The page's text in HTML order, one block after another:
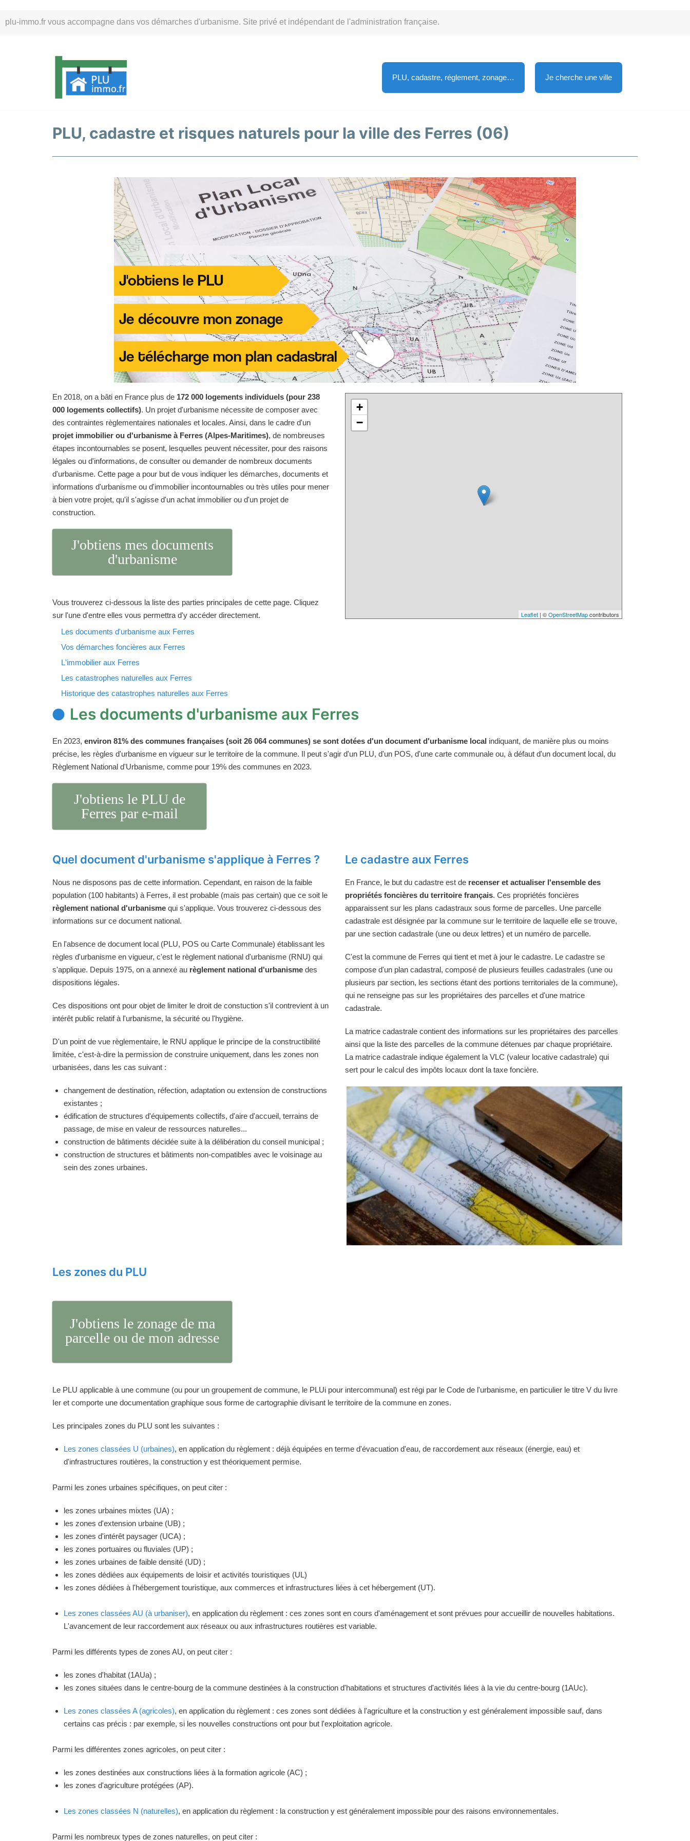
plu-immo.fr vous accompagne dans vos démarches d'urbanisme. Site privé et indépendant de l'administration française.
au
PLU, cadastre, réglement, zonage… Je cherche une ville
PLU, cadastre et risques naturels pour la ville des Ferres (06)
En 2018, on a bâti en France plus de 172 000 logements individuels (pour 238
000 logements collectifs). Un projet d'urbanisme nécessite de composer avec
des contraintes règlementaires nationales et locales. Ainsi, dans le cadre d'un
projet immobilier ou d'urbanisme à Ferres (Alpes-Maritimes), de nombreuses
étapes incontournables se posent, lesquelles peuvent nécessiter, pour des raisons
légales ou d'informations, de consulter ou demander de nombreux documents
d'urbanisme. Cette page a pour but de vous indiquer les démarches, documents et
informations d'urbanisme ou d'immobilier incontournables ou très utiles pour mener
à bien votre projet, qu'il s'agisse d'un achat immobilier ou d'un projet de
construction.
J'obtiens mes documents
d'urbanisme
Vous trouverez ci-dessous la liste des parties principales de cette page. Cliquez
sur l'une d'entre elles vous permettra d'y accéder directement.
Les documents d'urbanisme aux Ferres
Vos démarches foncières aux Ferres
L'immobilier aux Ferres
Les catastrophes naturelles aux Ferres
Historique des catastrophes naturelles aux Ferres
+
−
Leaflet | ©OpenStreetMapcontributors
Les documents d'urbanisme aux Ferres
En 2023, environ 81% des communes françaises (soit 26 064 communes) se sont dotées d'un document d'urbanisme local indiquant, de manière plus ou moins
précise, les règles d'urbanisme en vigueur sur le territoire de la commune. Il peut s'agir d'un PLU, d'un POS, d'une carte communale ou, à défaut d'un document local, du
Règlement National d'Urbanisme, comme pour 19% des communes en 2023.
J'obtiens le PLU de
Ferres par e-mail
Quel document d'urbanisme s'applique à Ferres ?
Nous ne disposons pas de cette information. Cependant, en raison de la faible
population (100 habitants) à Ferres, il est probable (mais pas certain) que ce soit le
règlement national d'urbanisme qui s'applique. Vous trouverez ci-dessous des
informations sur ce document national.
En l'absence de document local (PLU, POS ou Carte Communale) établissant les
règles d'urbanisme en vigueur, c'est le règlement national d'urbanisme (RNU) qui
s'applique. Depuis 1975, on a annexé au règlement national d'urbanisme des
dispositions légales.
Ces dispositions ont pour objet de limiter le droit de constuction s'il contrevient à un
intérêt public relatif à l'urbanisme, la sécurité ou l'hygiène.
D'un point de vue règlementaire, le RNU applique le principe de la constructibilité
limitée, c'est-à-dire la permission de construire uniquement, dans les zones non
urbanisées, dans les cas suivant :
changement de destination, réfection, adaptation ou extension de constructions
existantes ;
édification de structures d'équipements collectifs, d'aire d'accueil, terrains de
passage, de mise en valeur de ressources naturelles...
construction de bâtiments décidée suite à la délibération du conseil municipal ;
construction de structures et bâtiments non-compatibles avec le voisinage au
sein des zones urbaines.
Le cadastre aux Ferres
En France, le but du cadastre est de recenser et actualiser l'ensemble des
propriétés foncières du territoire français. Ces propriétés foncières
apparaissent sur les plans cadastraux sous forme de parcelles. Une parcelle
cadastrale est désignée par la commune sur le territoire de laquelle elle se trouve,
par une section cadastrale (une ou deux lettres) et un numéro de parcelle.
C'est la commune de Ferres qui tient et met à jour le cadastre. Le cadastre se
compose d'un plan cadastral, composé de plusieurs feuilles cadastrales (une ou
plusieurs par section, les sections étant des portions territoriales de la commune),
qui ne renseigne pas sur les propriétaires des parcelles et d'une matrice
cadastrale.
La matrice cadastrale contient des informations sur les propriétaires des parcelles
ainsi que la liste des parcelles de la commune détenues par chaque propriétaire.
La matrice cadastrale indique également la VLC (valeur locative cadastrale) qui
sert pour le calcul des impôts locaux dont la taxe foncière.
Les zones du PLU
J'obtiens le zonage de ma
parcelle ou de mon adresse
Le PLU applicable à une commune (ou pour un groupement de commune, le PLUi pour intercommunal) est régi par le Code de l'urbanisme, en particulier le titre V du livre
Ier et comporte une documentation graphique sous forme de cartographie divisant le territoire de la commune en zones.
Les principales zones du PLU sont les suivantes :
Les zones classées U (urbaines), en application du règlement : déjà équipées en terme d'évacuation d'eau, de raccordement aux réseaux (énergie, eau) et
d'infrastructures routières, la construction y est théoriquement permise.
Parmi les zones urbaines spécifiques, on peut citer :
les zones urbaines mixtes (UA) ;
les zones d'extension urbaine (UB) ;
les zones d'intérêt paysager (UCA) ;
les zones portuaires ou fluviales (UP) ;
les zones urbaines de faible densité (UD) ;
les zones dédiées aux équipements de loisir et activités touristiques (UL)
les zones dédiées à l'hébergement touristique, aux commerces et infrastructures liées à cet hébergement (UT).
Les zones classées AU (à urbaniser), en application du règlement : ces zones sont en cours d'aménagement et sont prévues pour accueillir de nouvelles habitations.
L'avancement de leur raccordement aux réseaux ou aux infrastructures routières est variable.
Parmi les différents types de zones AU, on peut citer :
les zones d'habitat (1AUa) ;
les zones situées dans le centre-bourg de la commune destinées à la construction d'habitations et structures d'activités liées à la vie du centre-bourg (1AUc).
Les zones classées A (agricoles), en application du règlement : ces zones sont dédiées à l'agriculture et la construction y est généralement impossible sauf, dans
certains cas précis : par exemple, si les nouvelles constructions ont pour but l'exploitation agricole.
Parmi les différentes zones agricoles, on peut citer :
les zones destinées aux constructions liées à la formation agricole (AC) ;
les zones d'agriculture protégées (AP).
Les zones classées N (naturelles), en application du règlement : la construction y est généralement impossible pour des raisons environnementales.
Parmi les nombreux types de zones naturelles, on peut citer :